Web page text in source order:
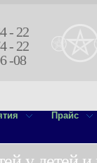
- 22
- 22
-08
Прайс